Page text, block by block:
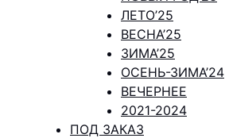
ЛЕТО’25
ВЕСНА’25
ЗИМА’25
ОСЕНЬ-ЗИМА’24
ВЕЧЕРНЕЕ
2021-2024
ПОД ЗАКАЗ